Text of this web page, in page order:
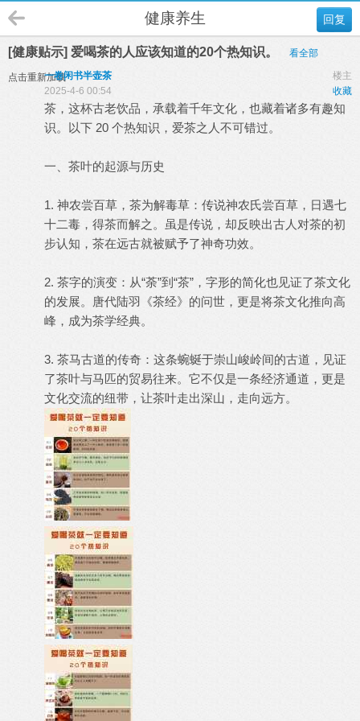
回复
健康养生
[健康贴示] 爱喝茶的人应该知道的20个热知识。 看全部
点击重新加载 楼主
一卷闲书半壶茶
收藏
2025-4-6 00:54
茶，这杯古老饮品，承载着千年文化，也藏着诸多有趣知
识。以下 20 个热知识，爱茶之人不可错过。
一、茶叶的起源与历史
1. 神农尝百草，茶为解毒草：传说神农氏尝百草，日遇七
十二毒，得茶而解之。虽是传说，却反映出古人对茶的初
步认知，茶在远古就被赋予了神奇功效。
2. 茶字的演变：从“荼”到“茶”，字形的简化也见证了茶文化
的发展。唐代陆羽《茶经》的问世，更是将茶文化推向高
峰，成为茶学经典。
3. 茶马古道的传奇：这条蜿蜒于崇山峻岭间的古道，见证
了茶叶与马匹的贸易往来。它不仅是一条经济通道，更是
文化交流的纽带，让茶叶走出深山，走向远方。